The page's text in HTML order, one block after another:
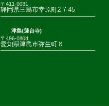
〒411-0031
静岡県三島市幸原町2-7-45
津島(蓮台寺)
〒496-0804
愛知県津島市弥生町６